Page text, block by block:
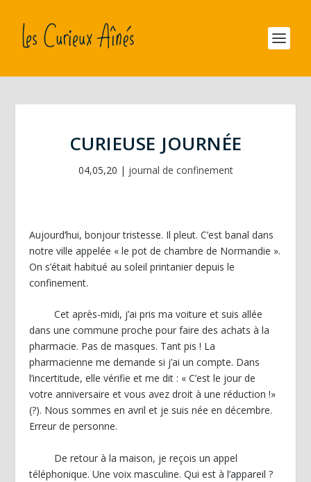
CURIEUSE JOURNÉE
04,05,20 | journal de confinement
Aujourd’hui, bonjour tristesse. Il pleut. C’est banal dans
notre ville appelée « le pot de chambre de Normandie ».
On s’était habitué au soleil printanier depuis le
confinement.
Cet après-midi, j’ai pris ma voiture et suis allée
dans une commune proche pour faire des achats à la
pharmacie. Pas de masques. Tant pis ! La
pharmacienne me demande si j’ai un compte. Dans
l’incertitude, elle vérifie et me dit : « C’est le jour de
votre anniversaire et vous avez droit à une réduction !»
(?). Nous sommes en avril et je suis née en décembre.
Erreur de personne.
De retour à la maison, je reçois un appel
téléphonique. Une voix masculine. Qui est à l’appareil ?